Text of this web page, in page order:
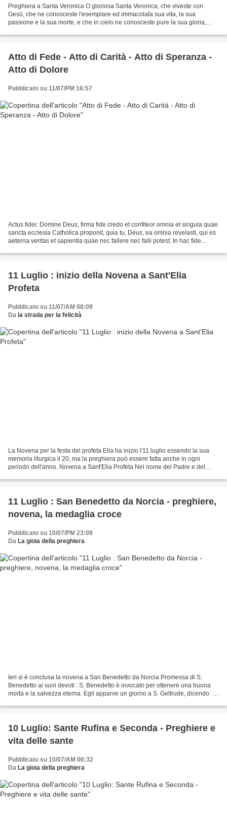
Preghiera a Santa Veronica O gloriosa Santa Veronica, che viveste con
Gesù, che ne conosceste l'esemplare ed immacolata sua vita, la sua
passione e la sua morte, e che in cielo ne conosceste pure la sua gloria,
Atto di Fede - Atto di Carità - Atto di Speranza -
Atto di Dolore
Pubblicato su 11/07/PM 16:57
Actus fidei: Domine Deus, firma fide credo et confiteor omnia et singula quae
sancta ecclesia Catholica proponit, quia tu, Deus, ea omnia revelasti, qui es
aeterna veritas et sapientia quae nec fallere nec falli potest. In hac fide
11 Luglio : inizio della Novena a Sant'Elia
Profeta
Pubblicato su 11/07/AM 08:09
Da la strada per la felicità
La Novena per la festa del profeta Elia ha inizio l'11 luglio essendo la sua
memoria liturgica il 20, ma la preghiera può essere fatta anche in ogni
periodo dell'anno. Novena a Sant'Elia Profeta Nel nome del Padre e del
11 Luglio : San Benedetto da Norcia - preghiere,
novena, la medaglia croce
Pubblicato su 10/07/PM 23:09
Da La gioia della preghiera
Ieri si è conclusa la novena a San Benedetto da Norcia Promessa di S.
Benedetto ai suoi devoti : S. Benedetto è invocato per ottenere una buona
morta e la salvezza eterna. Egli apparve un giorno a S. Geltrude, dicendo: “
10 Luglio: Sante Rufina e Seconda - Preghiere e
vita delle sante
Pubblicato su 10/07/AM 06:32
Da La gioia della preghiera